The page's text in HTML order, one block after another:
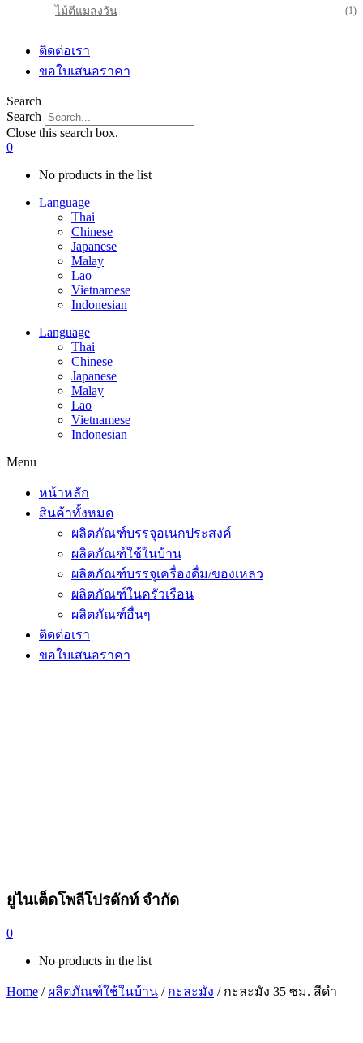
ไม้ตีแมลงวัน (1)
ติดต่อเรา
ขอใบเสนอราคา
Search
Search
Close this search box.
0
No products in the list
Language
Thai
Chinese
Japanese
Malay
Lao
Vietnamese
Indonesian
Language
Thai
Chinese
Japanese
Malay
Lao
Vietnamese
Indonesian
Menu
หน้าหลัก
สินค้าทั้งหมด
ผลิตภัณฑ์บรรจุอเนกประสงค์
ผลิตภัณฑ์ใช้ในบ้าน
ผลิตภัณฑ์บรรจุเครื่องดื่ม/ของเหลว
ผลิตภัณฑ์ในครัวเรือน
ผลิตภัณฑ์อื่นๆ
ติดต่อเรา
ขอใบเสนอราคา
ยูไนเต็ดโพลีโปรดักท์ จำกัด
0
No products in the list
Home / ผลิตภัณฑ์ใช้ในบ้าน / กะละมัง / กะละมัง 35 ซม. สีดำ